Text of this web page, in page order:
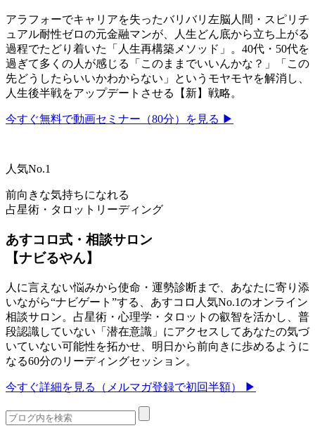
アラフォーでキャリアを失ったバリバリ左脳人間・スピリチ
ュアル耐性ゼロの元金融マンが、人生どん底から立ち上がる
過程でたどり着いた「人生再構築メソッド」。40代・50代を
過ぎて多くの人が感じる「このままでいいんかな？」「この
先どうしたらいいかわからない」というモヤモヤを解消し、
人生後半戦をアップデートさせる【新】戦略。
今すぐ無料で動画セミナー（80分）を見る ▶
人気No.1
前向きな気持ちになれる
占星術・タロットリーディング
あすコロ式・相談サロン
【ナビるやん】
人に言えない悩みから使命・運勢診断まで、あなたに寄り添
いながら“ナビゲート”する、あすコロ人気No.1のオンライン
相談サロン。占星術・心理学・タロットの叡智を活かし、普
段認識していない「潜在意識」にアクセスしてあなたの気づ
いていない可能性を拓かせ、明日から前向きに歩めるように
なる60分のリーディングセッション。
今すぐ詳細を見る（メルマガ登録で初回半額） ▶